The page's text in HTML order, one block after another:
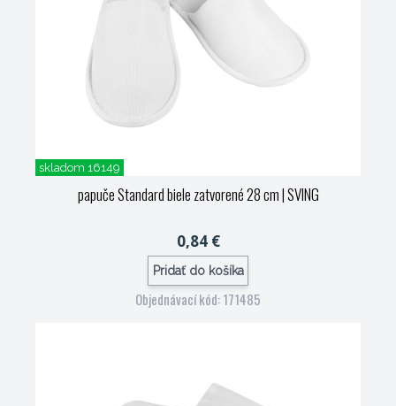
skladom 16149
papuče Standard biele zatvorené 28 cm| SVING
0,84 €
Pridať do košíka
Objednávací kód: 171485